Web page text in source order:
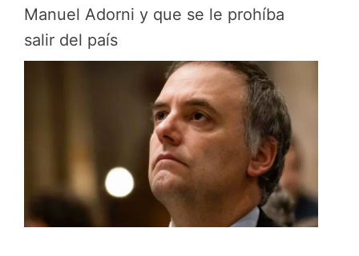
Manuel Adorni y que se le prohíba
salir del país